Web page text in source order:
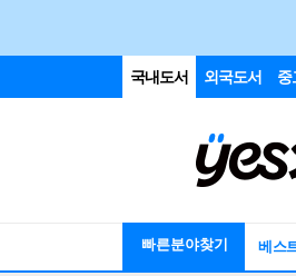
국내도서 외국도서 중
빠른분야찾기 베스